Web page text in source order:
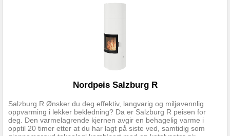
Salzburg R Ønsker du deg effektiv, langvarig og miljøvennlig
oppvarming i lekker bekledning? Da er Salzburg R peisen for
deg. Den varmelagrende kjernen avgir en behagelig varme i
opptil 20 timer etter at du har lagt på siste ved, samtidig som
Nordpeis Salzburg R